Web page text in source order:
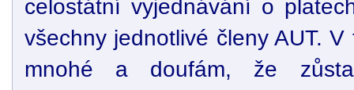
celostátní vyjednávání o
všechny jednotlivé členy AUT.
mnohé a doufám, že